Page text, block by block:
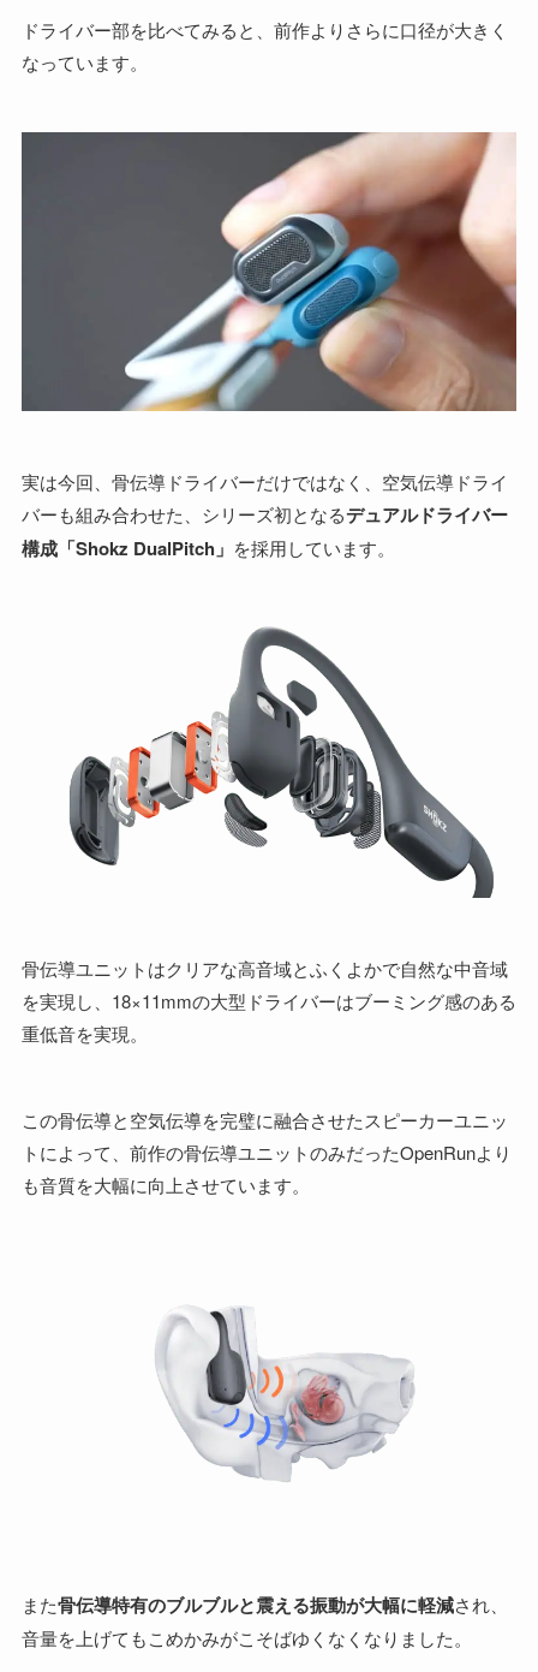
ドライバー部を比べてみると、前作よりさらに口径が大きく
なっています。
実は今回、骨伝導ドライバーだけではなく、空気伝導ドライ
バーも組み合わせた、シリーズ初となるデュアルドライバー
構成「Shokz DualPitch」 を採用しています。
骨伝導ユニットはクリアな高音域とふくよかで自然な中音域
を実現し、18×11mmの大型ドライバーはブーミング感のある
重低音を実現。
この骨伝導と空気伝導を完璧に融合させたスピーカーユニッ
トによって、前作の骨伝導ユニットのみだったOpenRunより
も音質を大幅に向上させています。
また骨伝導特有のブルブルと震える振動が大幅に軽減され、
音量を上げてもこめかみがこそばゆくなくなりました。